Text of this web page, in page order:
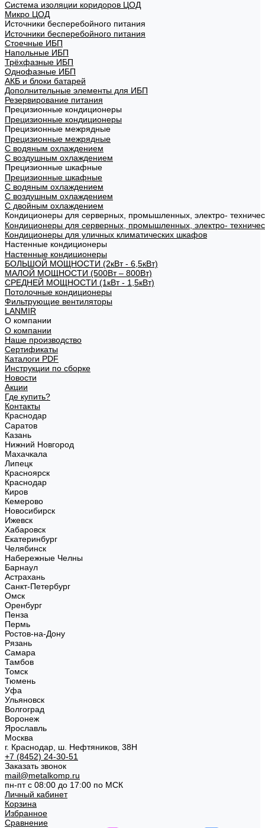
Система изоляции коридоров ЦОД
Микро ЦОД
Источники бесперебойного питания
Источники бесперебойного питания
Стоечные ИБП
Напольные ИБП
Трёхфазные ИБП
Однофазные ИБП
АКБ и блоки батарей
Дополнительные элементы для ИБП
Резервирование питания
Прецизионные кондиционеры
Прецизионные кондиционеры
Прецизионные межрядные
Прецизионные межрядные
С водяным охлаждением
С воздушным охлаждением
Прецизионные шкафные
Прецизионные шкафные
С водяным охлаждением
С воздушным охлаждением
С двойным охлаждением
Кондиционеры для серверных, промышленных, электро-
Кондиционеры для серверных, промышленных, электро-
Кондиционеры для уличных климатических шкафов
Настенные кондиционеры
Настенные кондиционеры
БОЛЬШОЙ МОЩНОСТИ (2кВт - 6,5кВт)
МАЛОЙ МОЩНОСТИ (500Вт – 800Вт)
СРЕДНЕЙ МОЩНОСТИ (1кВт - 1,5кВт)
Потолочные кондиционеры
Фильтрующие вентиляторы
LANMIR
О компании
О компании
Наше производство
Сертификаты
Каталоги PDF
Инструкции по сборке
Новости
Акции
Где купить?
Контакты
Краснодар
Саратов
Казань
Нижний Новгород
Махачкала
Липецк
Красноярск
Краснодар
Киров
Кемерово
Новосибирск
Ижевск
Хабаровск
Екатеринбург
Челябинск
Набережные Челны
Барнаул
Астрахань
Санкт-Петербург
Омск
Оренбург
Пенза
Пермь
Ростов-на-Дону
Рязань
Самара
Тамбов
Томск
Тюмень
Уфа
Ульяновск
Волгоград
Воронеж
Ярославль
Москва
г. Краснодар, ш. Нефтяников, 38Н
+7 (8452) 24-30-51
Заказать звонок
mail@metalkomp.ru
пн-пт с 08:00 до 17:00 по МСК
Личный кабинет
Корзина
Избранное
Сравнение